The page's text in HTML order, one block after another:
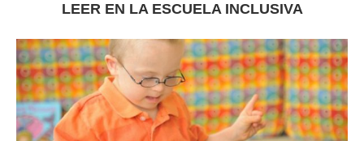
LEER EN LA ESCUELA INCLUSIVA